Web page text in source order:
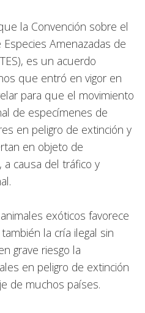
la Convención sobre el
Amenazadas de
es un acuerdo
que entró en vigor en
para que el movimiento
de especímenes de
en peligro de extinción y
en objeto de
causa del tráfico y
exóticos favorece
la cría ilegal sin
grave riesgo la
en peligro de extinción
de muchos países.